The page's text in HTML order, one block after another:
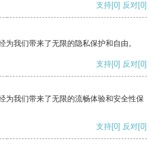
支持[0] 反对[0]
为我们带来了无限的隐私保护和自由。
支持[0] 反对[0]
为我们带来了无限的流畅体验和安全性保
支持[0] 反对[0]